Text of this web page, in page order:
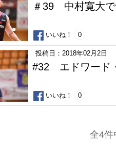
＃39 中村寛大
いいね！ 0
投稿日：2018年02月2日
#32 エドワード
いいね！ 0
全4件